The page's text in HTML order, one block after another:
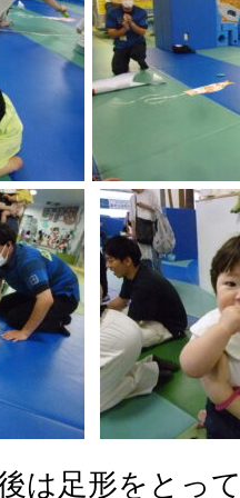
は足形をとっ